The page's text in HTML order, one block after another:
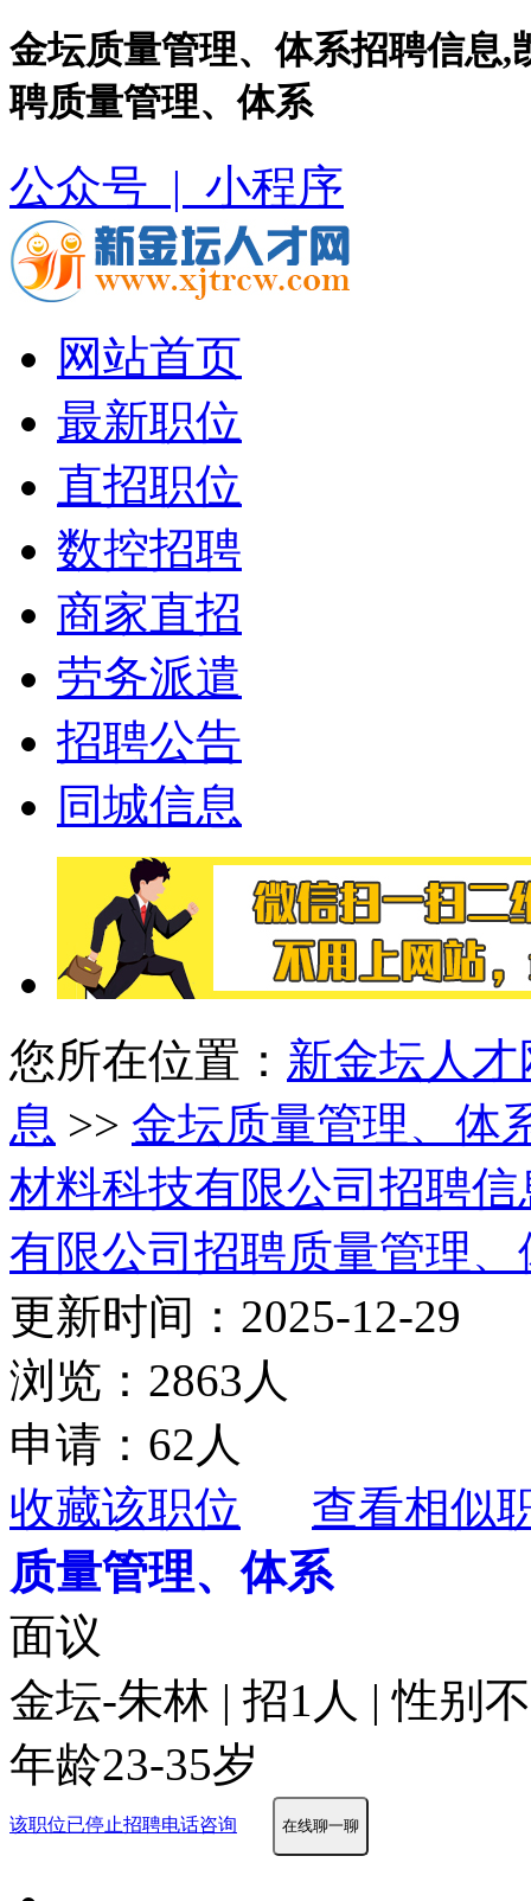
金坛质量管理、体系招聘信息
聘质量管理、体系
公众号 | 小程序
网站首页
最新职位
直招职位
数控招聘
商家直招
劳务派遣
招聘公告
同城信息
您所在位置： 新金坛人才
息 >> 金坛质量管理、体
材料科技有限公司招聘信
有限公司招聘质量管理、
更新时间：2025-12-29
浏览：2863人
申请：62人
收藏该职位
查看相似
质量管理、体系
面议
金坛-朱林 | 招1人 | 性别
年龄23-35岁
该职位已停止招聘电话咨询 在线聊一聊